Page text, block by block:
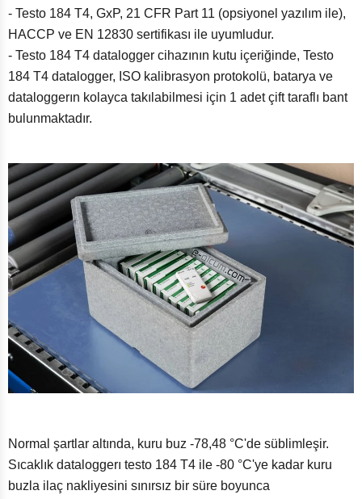
- Testo 184 T4, GxP, 21 CFR Part 11 (opsiyonel yazılım ile),
HACCP ve EN 12830 sertifikası ile uyumludur.
- Testo 184 T4 datalogger cihazının kutu içeriğinde, Testo
184 T4 datalogger, ISO kalibrasyon protokolü, batarya ve
dataloggerın kolayca takılabilmesi için 1 adet çift taraflı bant
bulunmaktadır.
Normal şartlar altında, kuru buz -78,48 °C'de süblimleşir.
Sıcaklık dataloggerı testo 184 T4 ile -80 °C'ye kadar kuru
buzla ilaç nakliyesini sınırsız bir süre boyunca